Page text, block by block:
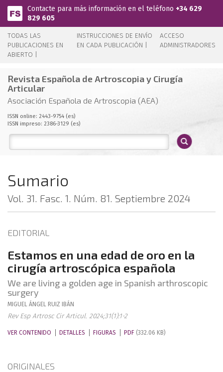
Pasar al contenido principal
Contacte para más información en el teléfono +34 629
829 605
TODAS LAS
PUBLICACIONES EN
ABIERTO |
INSTRUCCIONES DE ENVÍO
EN CADA PUBLICACIÓN |
ACCESO
ADMINISTRADORES
Revista Española de Artroscopia y Cirugía
Articular
Asociación Española de Artroscopia (AEA)
ISSN online: 2443-9754 (es)
ISSN impreso: 2386-3129 (es)
Sumario
Vol. 31. Fasc. 1. Núm. 81. Septiembre 2024
EDITORIAL
Estamos en una edad de oro en la
cirugía artroscópica española
We are living a golden age in Spanish arthroscopic
surgery
MIGUEL ÁNGEL RUIZ IBÁN
Rev Esp Artrosc Cir Articul. 2024;31(1):1-2
VER CONTENIDO DETALLES FIGURAS PDF (332.06 KB)
ORIGINALES